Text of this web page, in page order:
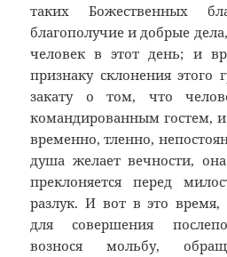
таких Божественных
благополучие и добрые
человек в этот день; и
признаку склонения этого
закату о том, что
командированным гостем,
временно, тленно,
душа желает вечности,
преклоняется перед
разлук. И вот в это
для совершения
вознося мольбу,